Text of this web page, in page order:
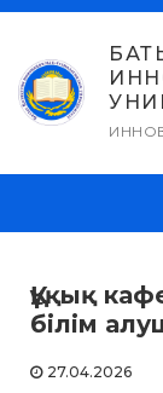
Skip
content
Құқық
білім
27.04.2026